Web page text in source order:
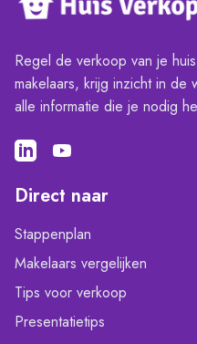
Regel de verkoop van je
makelaars, krijg inzicht in de
alle informatie die je nodig
Direct naar
Stappenplan
Makelaars vergelijken
Tips voor verkoop
Presentatietips